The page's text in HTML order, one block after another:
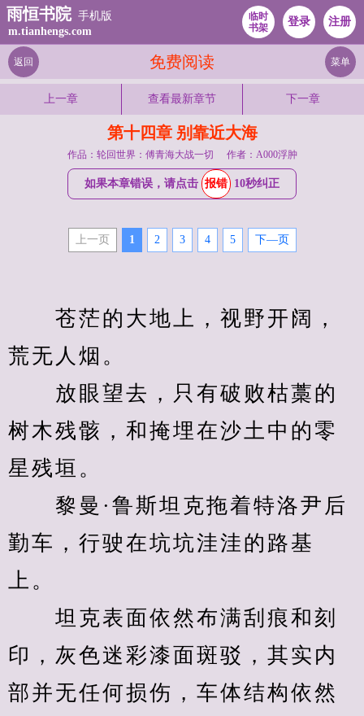
雨恒书院 手机版
m.tianhengs.com
临时
书架
登录 注册
免费阅读
返回 菜单
上一章 查看最新章节 下一章
第十四章 别靠近大海
作品：轮回世界：傅青海大战一切 作者：A000浮肿
如果本章错误，请点击 报错 10秒纠正
上一页 1 2 3 4 5 下—页
苍茫的大地上，视野开阔，
荒无人烟。
放眼望去，只有破败枯藁的
树木残骸，和掩埋在沙土中的零
星残垣。
黎曼·鲁斯坦克拖着特洛尹后
勤车，行驶在坑坑洼洼的路基
上。
坦克表面依然布满刮痕和刻
印，灰色迷彩漆面斑驳，其实内
部并无任何损伤，车体结构依然